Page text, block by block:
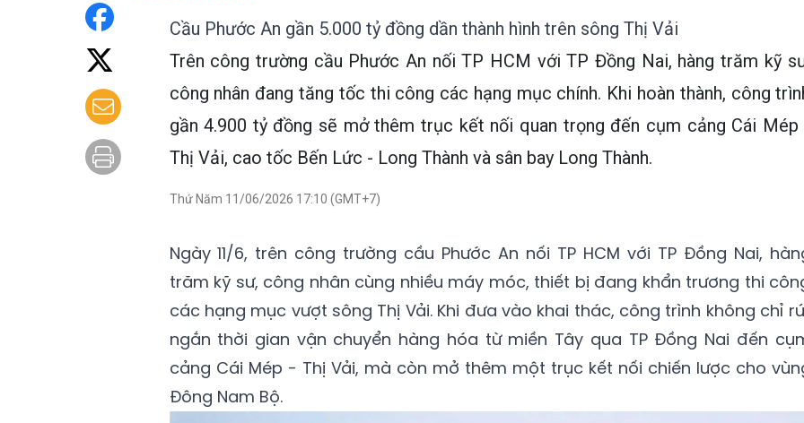
Cầu Phước An gần 5.000 tỷ đồng dần thành hình trên sông Thị Vải
Trên công trường cầu Phước An nối TP HCM với TP Đồng Nai, hàng trăm kỹ
công nhân đang tăng tốc thi công các hạng mục chính. Khi hoàn thành, công
gần 4.900 tỷ đồng sẽ mở thêm trục kết nối quan trọng đến cụm cảng Cái Mép
Thị Vải, cao tốc Bến Lức - Long Thành và sân bay Long Thành.
Thứ Năm 11/06/2026 17:10 (GMT+7)
Ngày 11/6, trên công trường cầu Phước An nối TP HCM với TP Đồng Nai,
trăm kỹ sư, công nhân cùng nhiều máy móc, thiết bị đang khẩn trương thi
các hạng mục vượt sông Thị Vải. Khi đưa vào khai thác, công trình không chỉ
ngắn thời gian vận chuyển hàng hóa từ miền Tây qua TP Đồng Nai đến
cảng Cái Mép - Thị Vải, mà còn mở thêm một trục kết nối chiến lược cho
Đông Nam Bộ.